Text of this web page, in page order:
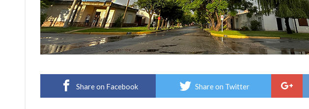
Share on Facebook Share on Twitter